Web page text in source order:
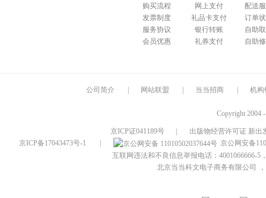
购买流程
发票制度
服务协议
会员优惠
网上支付
礼品卡支付
银行转账
礼券支付
配送
订单
自助
自助
公司简介 网站联盟 当当招商 机构
Copyright 2004
京ICP证041189号
出版物经营许可证 新出
京ICP备17043473号-1
京公网安备
互联网违法和不良信息举报电话：4001066666-5
北京当当科文电子商务有限公司